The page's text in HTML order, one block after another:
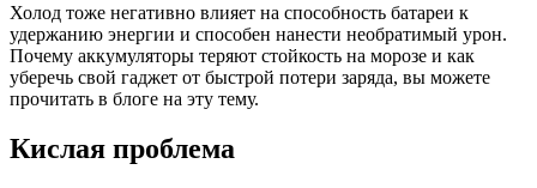
Холод тоже негативно влияет на способность батареи к
удержанию энергии и способен нанести необратимый урон.
Почему аккумуляторы теряют стойкость на морозе и как
уберечь свой гаджет от быстрой потери заряда, вы можете
прочитать в блоге на эту тему.
Кислая проблема